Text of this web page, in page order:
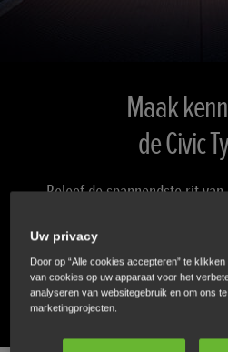
Maak
de Civic
Beleef de spannendste rit
KIES UW
Uw privacy
Door op “Alle cookies accepteren” te
van cookies op uw apparaat voor het
analyseren van websitegebruik en om ons
marketingprojecten.